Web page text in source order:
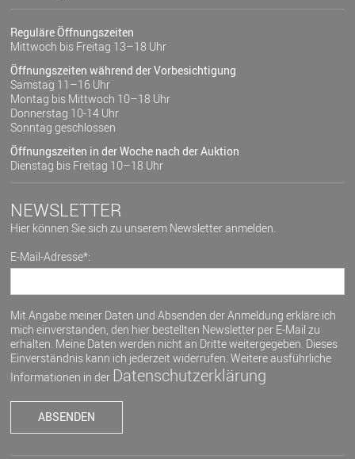
Reguläre Öffnungszeiten
Mittwoch bis Freitag 13–18 Uhr
Öffnungszeiten während der Vorbesichtigung
Samstag 11–16 Uhr
Montag bis Mittwoch 10–18 Uhr
Donnerstag 10-14 Uhr
Sonntag geschlossen
Öffnungszeiten in der Woche nach der Auktion
Dienstag bis Freitag 10–18 Uhr
NEWSLETTER
Hier können Sie sich zu unserem Newsletter anmelden.
E-Mail-Adresse*:
Mit Angabe meiner Daten und Absenden der Anmeldung erkläre ich
mich einverstanden, den hier bestellten Newsletter per E-Mail zu
erhalten. Meine Daten werden nicht an Dritte weitergegeben. Dieses
Einverständnis kann ich jederzeit widerrufen. Weitere ausführliche
Informationen in der Datenschutzerklärung